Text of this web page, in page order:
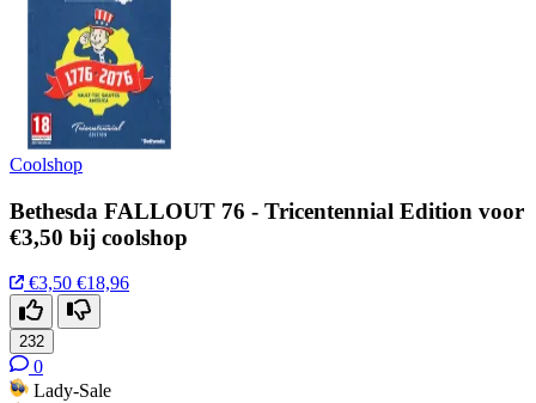
Coolshop
Bethesda FALLOUT 76 - Tricentennial Edition voor
€3,50 bij coolshop
€3,50 €18,96
232
0
Lady-Sale